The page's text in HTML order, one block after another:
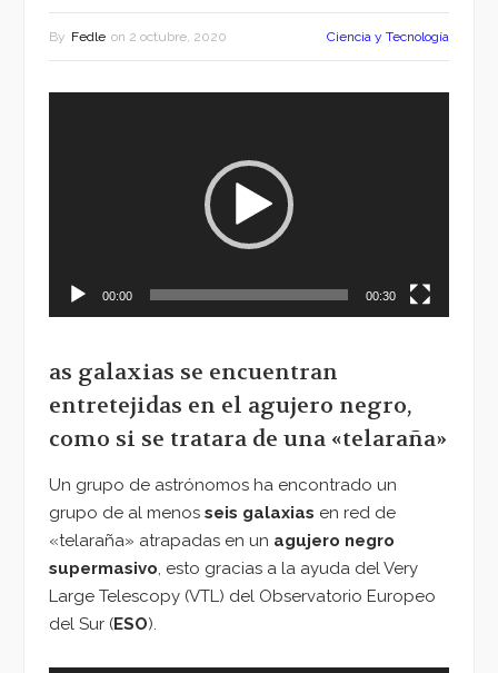
By Fedle on 2 octubre, 2020 Ciencia y Tecnología
00:00 00:30
as galaxias se encuentran
entretejidas en el agujero negro,
como si se tratara de una «telaraña»
Un grupo de astrónomos ha encontrado un
grupo de al menos seis galaxias en red de
«telaraña» atrapadas en un agujero negro
supermasivo, esto gracias a la ayuda del Very
Large Telescopy (VTL) del Observatorio Europeo
del Sur (ESO).